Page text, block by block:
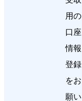
用の
口座
情報
登録
をお
願い